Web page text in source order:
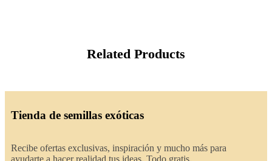
Related Products
Tienda de semillas exóticas
Recibe ofertas exclusivas, inspiración y mucho más para